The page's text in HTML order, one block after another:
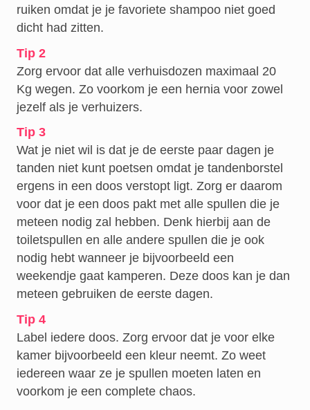
ruiken omdat je je favoriete shampoo niet goed
dicht had zitten.
Tip 2
Zorg ervoor dat alle verhuisdozen maximaal 20
Kg wegen. Zo voorkom je een hernia voor zowel
jezelf als je verhuizers.
Tip 3
Wat je niet wil is dat je de eerste paar dagen je
tanden niet kunt poetsen omdat je tandenborstel
ergens in een doos verstopt ligt. Zorg er daarom
voor dat je een doos pakt met alle spullen die je
meteen nodig zal hebben. Denk hierbij aan de
toiletspullen en alle andere spullen die je ook
nodig hebt wanneer je bijvoorbeeld een
weekendje gaat kamperen. Deze doos kan je dan
meteen gebruiken de eerste dagen.
Tip 4
Label iedere doos. Zorg ervoor dat je voor elke
kamer bijvoorbeeld een kleur neemt. Zo weet
iedereen waar ze je spullen moeten laten en
voorkom je een complete chaos.